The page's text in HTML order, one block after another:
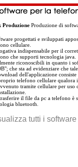
ProduzioneProduzione di
progettati e sviluppati
cellulare.
indispensabile per il
che supporti tecnologia java.
riconoscibili in quanto i
che sta ad evidenziare che
dell'applicazione consiste
telefono cellulare qualora
tramite cellulare per uso
il file da pc a telefono è
bluetooth.
tutti i software